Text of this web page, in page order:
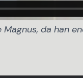
da han